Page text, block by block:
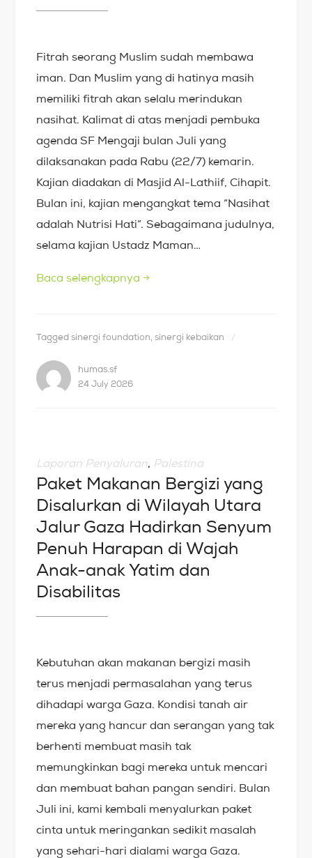
Fitrah seorang Muslim sudah membawa
iman. Dan Muslim yang di hatinya masih
memiliki fitrah akan selalu merindukan
nasihat. Kalimat di atas menjadi pembuka
agenda SF Mengaji bulan Juli yang
dilaksanakan pada Rabu (22/7) kemarin.
Kajian diadakan di Masjid Al-Lathiif, Cihapit.
Bulan ini, kajian mengangkat tema “Nasihat
adalah Nutrisi Hati”. Sebagaimana judulnya,
selama kajian Ustadz Maman…
Baca selengkapnya →
Taggedsinergi foundation ,sinergi kebaikan
humas.sf
24 July 2026
Laporan Penyaluran, Palestina
Paket Makanan Bergizi yang
Disalurkan di Wilayah Utara
Jalur Gaza Hadirkan Senyum
Penuh Harapan di Wajah
Anak-anak Yatim dan
Disabilitas
Kebutuhan akan makanan bergizi masih
terus menjadi permasalahan yang terus
dihadapi warga Gaza. Kondisi tanah air
mereka yang hancur dan serangan yang tak
berhenti membuat masih tak
memungkinkan bagi mereka untuk mencari
dan membuat bahan pangan sendiri. Bulan
Juli ini, kami kembali menyalurkan paket
cinta untuk meringankan sedikit masalah
yang sehari-hari dialami warga Gaza.